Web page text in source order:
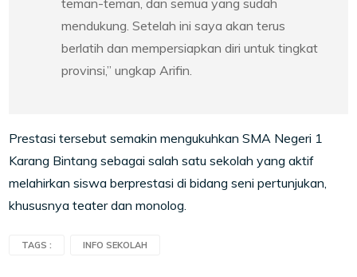
teman-teman, dan semua yang sudah
mendukung. Setelah ini saya akan terus
berlatih dan mempersiapkan diri untuk tingkat
provinsi,” ungkap Arifin.
Prestasi tersebut semakin mengukuhkan SMA Negeri 1
Karang Bintang sebagai salah satu sekolah yang aktif
melahirkan siswa berprestasi di bidang seni pertunjukan,
khususnya teater dan monolog.
TAGS : INFO SEKOLAH